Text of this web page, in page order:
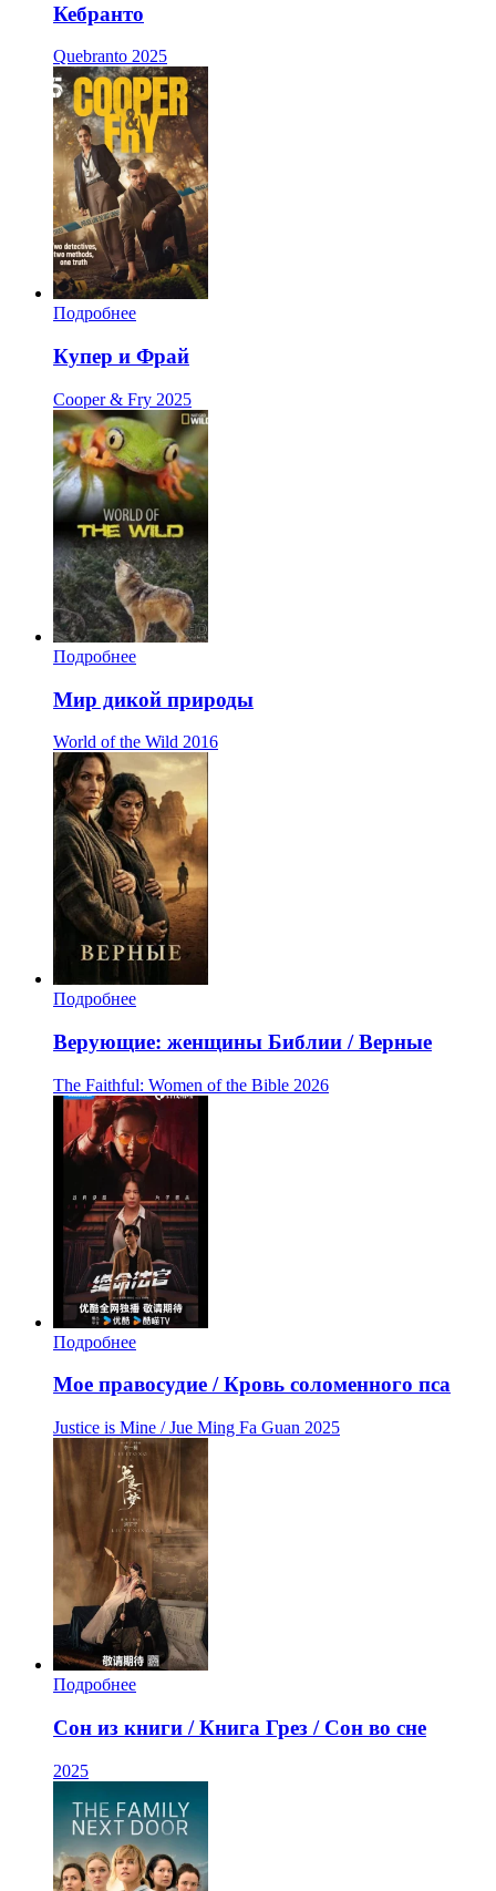
Кебранто
Quebranto 2025
Подробнее
Купер и Фрай
Cooper & Fry 2025
Подробнее
Мир дикой природы
World of the Wild 2016
Подробнее
Верующие: женщины Библии / Верные
The Faithful: Women of the Bible 2026
Подробнее
Мое правосудие / Кровь соломенного пса
Justice is Mine / Jue Ming Fa Guan 2025
Подробнее
Сон из книги / Книга Грез / Сон во сне
2025